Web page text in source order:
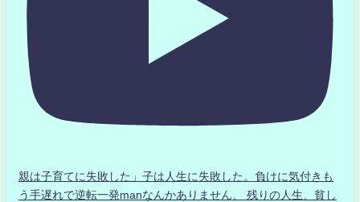
親は子育てに失敗した」子は人生に失敗した。負けに気付きも
う手遅れで逆転一発manなんかありません、 残りの人生、貧し